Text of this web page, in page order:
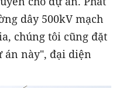
dây 500kV mạch
chúng tôi cũng đặt
án này", đại diện